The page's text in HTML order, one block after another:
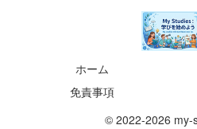
ホーム
免責事項
© 2022-2026 my-